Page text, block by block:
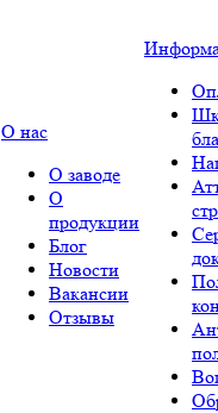
О нас
О заводе
О
продукции
Блог
Новости
Вакансии
Отзывы